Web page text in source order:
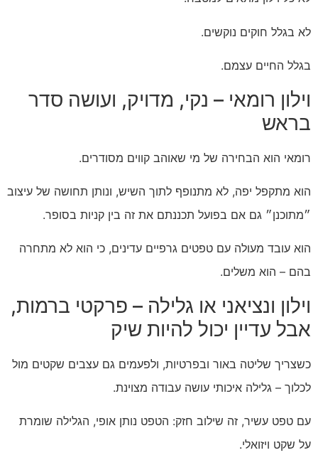
לא בגלל חוקים נוקשים.
בגלל החיים עצמם.
וילון רומאי – נקי, מדויק, ועושה סדר
בראש
רומאי הוא הבחירה של מי שאוהב קווים מסודרים.
הוא מתקפל יפה, לא מתנופף לתוך השיש, ונותן תחושה של עיצוב
״מתוכנן״ גם אם בפועל תכננתם את זה בין קניות בסופר.
הוא עובד מעולה עם טפטים גרפיים עדינים, כי הוא לא מתחרה
בהם – הוא משלים.
וילון ונציאני או גלילה – פרקטי ברמות,
אבל עדיין יכול להיות שיק
כשצריך שליטה באור ובפרטיות, ולפעמים גם עצבים שקטים מול
לכלוך – גלילה איכותי עושה עבודה מצוינת.
עם טפט עשיר, זה שילוב חזק: הטפט נותן אופי, הגלילה שומרת
על שקט ויזואלי.